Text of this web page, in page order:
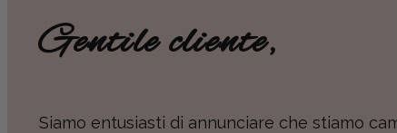
Gentile cliente,
Siamo entusiasti di annunciare che stiamo